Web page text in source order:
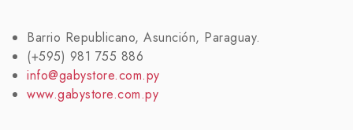
Barrio Republicano, Asunción, Paraguay.
(+595) 981 755 886
info@gabystore.com.py
www.gabystore.com.py